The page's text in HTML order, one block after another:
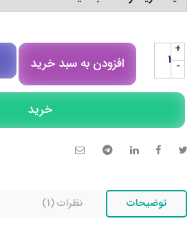
+
-
افزودن به سبد خرید
خرید
توضیحات نظرات (1)